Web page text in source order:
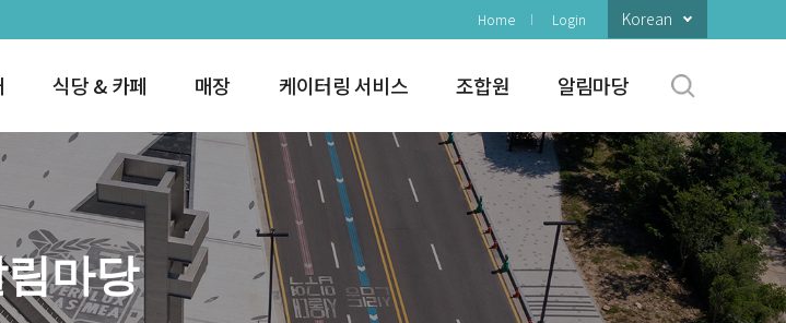
Home Login Korean
식당 & 카페 매장 케이터링 서비스 조합원 알림마당
마당